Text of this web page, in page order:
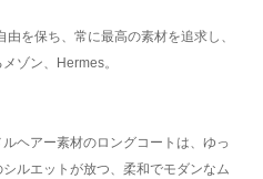
を保ち、常に最高の素材を追求し、
ゾン、Hermes。
ヘアー素材のロングコートは、ゆっ
ルエットが放つ、柔和でモダンなム